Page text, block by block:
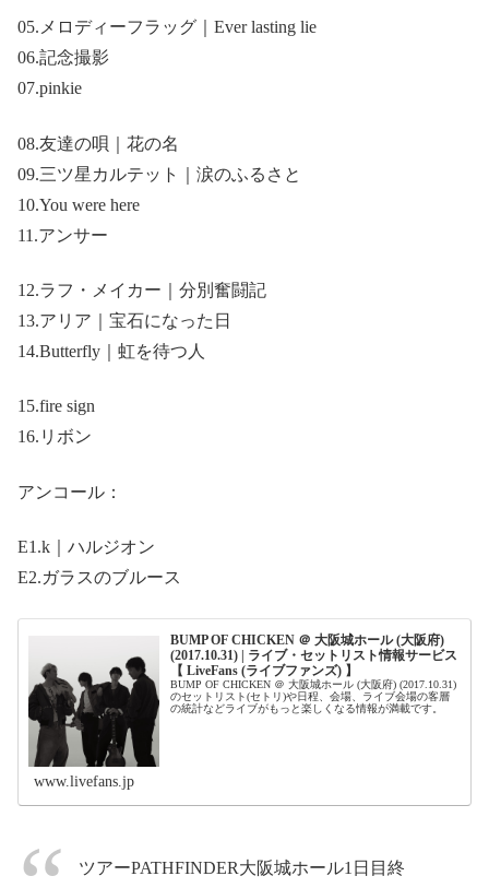
05.メロディーフラッグ｜Ever lasting lie
06.記念撮影
07.pinkie
08.友達の唄｜花の名
09.三ツ星カルテット｜涙のふるさと
10.You were here
11.アンサー
12.ラフ・メイカー｜分別奮闘記
13.アリア｜宝石になった日
14.Butterfly｜虹を待つ人
15.fire sign
16.リボン
アンコール：
E1.k｜ハルジオン
E2.ガラスのブルース
BUMP OF CHICKEN ＠ 大阪城ホール (大阪府)
(2017.10.31) | ライブ・セットリスト情報サービス
【 LiveFans (ライブファンズ) 】
BUMP OF CHICKEN ＠ 大阪城ホール (大阪府) (2017.10.31)
のセットリスト(セトリ)や日程、会場、ライブ会場の客層
の統計などライブがもっと楽しくなる情報が満載です。
www.livefans.jp
ツアーPATHFINDER大阪城ホール1日目終